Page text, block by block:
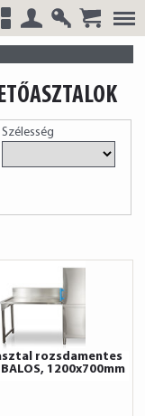
Szélesség
rozsdamentes
1200x700mm